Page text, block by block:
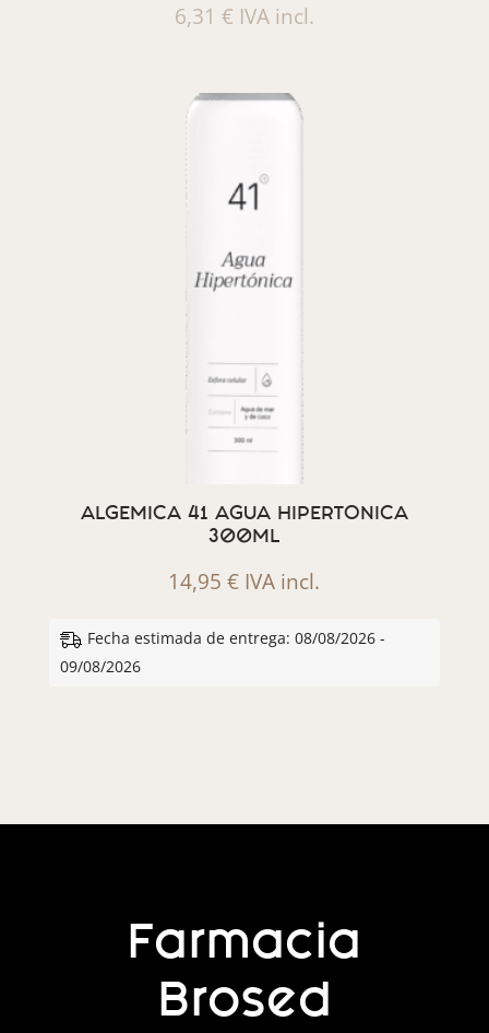
6,31 € IVA incl.
ALGEMICA 41 AGUA HIPERTONICA
300ML
14,95€ IVA incl.
Fecha estimada de entrega: 08/08/2026 -
09/08/2026
Farmacia
Brosed